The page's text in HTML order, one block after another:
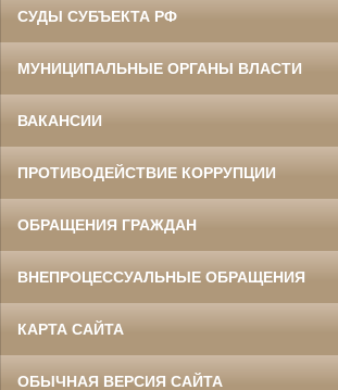
СУДЫ СУБЪЕКТА РФ
МУНИЦИПАЛЬНЫЕ ОРГАНЫ ВЛАСТИ
ВАКАНСИИ
ПРОТИВОДЕЙСТВИЕ КОРРУПЦИИ
ОБРАЩЕНИЯ ГРАЖДАН
ВНЕПРОЦЕССУАЛЬНЫЕ ОБРАЩЕНИЯ
КАРТА САЙТА
ОБЫЧНАЯ ВЕРСИЯ САЙТА